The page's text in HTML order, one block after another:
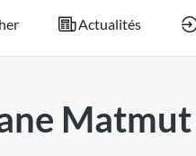
Actualités